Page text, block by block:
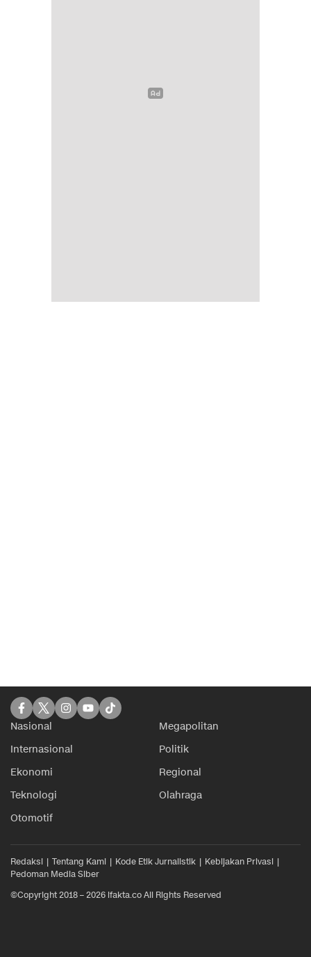
Nasional
Megapolitan
Internasional
Politik
Ekonomi
Regional
Teknologi
Olahraga
Otomotif
Redaksi Tentang Kami Kode Etik Jurnalistik
Kebijakan Privasi
Pedoman Media Siber
©Copyright 2018 – 2026 ifakta.co All Rights Reserved